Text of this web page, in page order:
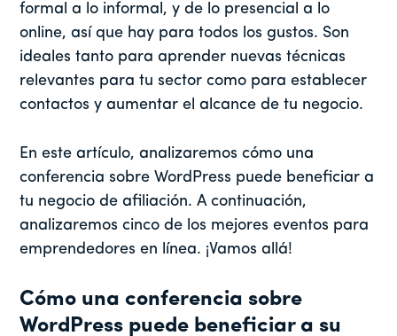
formal a lo informal, y de lo presencial a lo
online, así que hay para todos los gustos. Son
ideales tanto para aprender nuevas técnicas
relevantes para tu sector como para establecer
contactos y aumentar el alcance de tu negocio.
En este artículo, analizaremos cómo una
conferencia sobre WordPress puede beneficiar a
tu negocio de afiliación. A continuación,
analizaremos cinco de los mejores eventos para
emprendedores en línea. ¡Vamos allá!
Cómo una conferencia sobre
WordPress puede beneficiar a su